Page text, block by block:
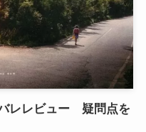
レレビュー 疑問点を